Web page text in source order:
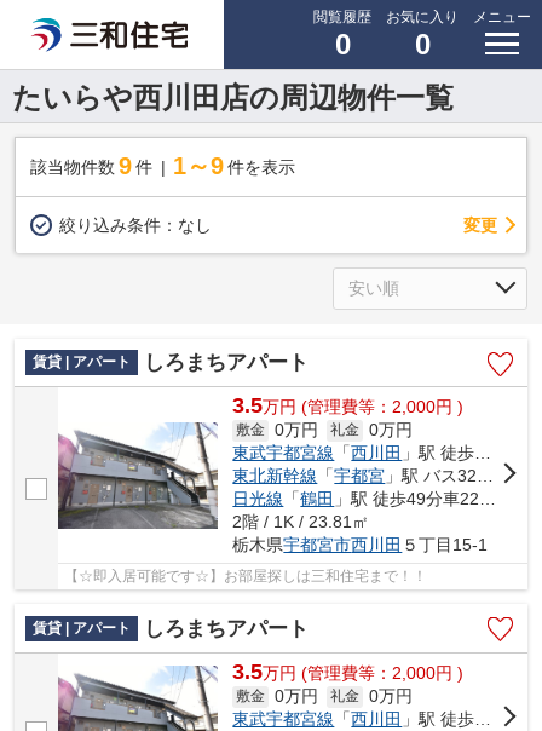
閲覧履歴
0
お気に入り
0
メニュー
たいらや西川田店の周辺物件一覧
該当物件数 9件 1～9 件を表示
絞り込み条件： なし 変更
賃貸 | アパート しろまちアパート
3.5万円 (管理費等：2,000円 )
敷金 0万円 礼金 0万円
東武宇都宮線 「西川田 」駅 徒歩13分
東北新幹線 「宇都宮 」駅 バス32分 「総合運動公園西」 停歩9分
日光線 「鶴田 」駅 徒歩49分車22分 9.0km
2階 / 1K / 23.81㎡
栃木県宇都宮市西川田 ５丁目15-1
【☆即入居可能です☆】お部屋探しは三和住宅まで！！
賃貸 | アパート しろまちアパート
3.5万円 (管理費等：2,000円 )
敷金 0万円 礼金 0万円
東武宇都宮線 「西川田 」駅 徒歩6分